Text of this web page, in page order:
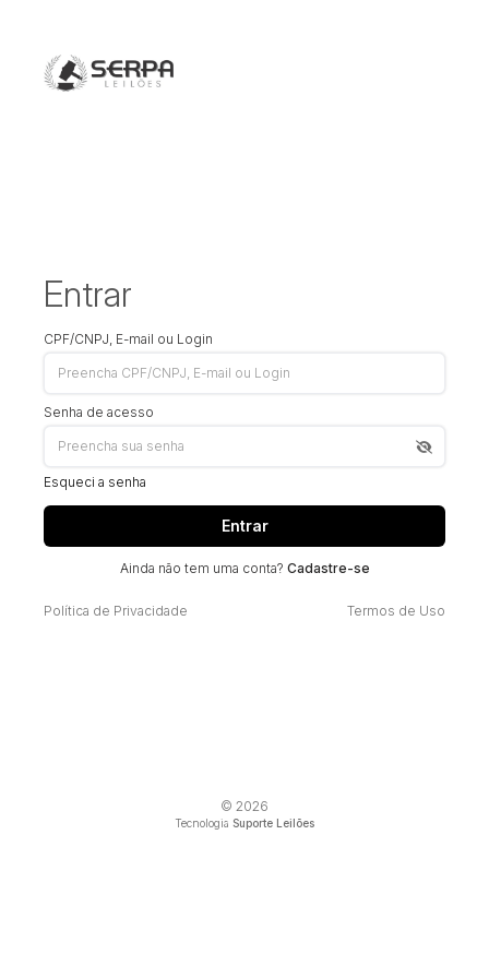
Entrar
CPF/CNPJ, E-mail ou Login
Senha de acesso
Esqueci a senha
Entrar
Ainda não tem uma conta? Cadastre-se
Política de Privacidade Termos de Uso
© 2026
Tecnologia Suporte Leilões